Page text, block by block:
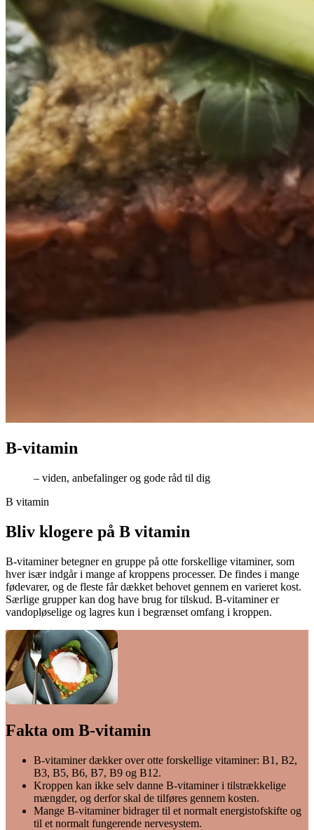
B-vita­min
– viden, anbefalinger og gode råd til dig
B vitamin
Bliv klogere på B vitamin
B-vitaminer betegner en gruppe på otte forskellige vitaminer, som
hver især indgår i mange af kroppens processer. De findes i mange
fødevarer, og de fleste får dækket behovet gennem en varieret kost.
Særlige grupper kan dog have brug for tilskud. B-vitaminer er
vandopløselige og lagres kun i begrænset omfang i kroppen.
Fakta om B-vita­min
B-vitaminer dækker over otte forskellige vitaminer: B1, B2,
B3, B5, B6, B7, B9 og B12.
Kroppen kan ikke selv danne B-vitaminer i tilstrækkelige
mængder, og derfor skal de tilføres gennem kosten.
Mange B-vitaminer bidrager til et normalt energistofskifte og
til et normalt fungerende nervesystem.